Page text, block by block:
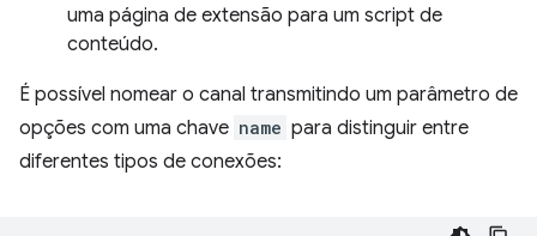
uma página de extensão para um script de
conteúdo.
É possível nomear o canal transmitindo um parâmetro de
opções com uma chave name para distinguir entre
diferentes tipos de conexões: